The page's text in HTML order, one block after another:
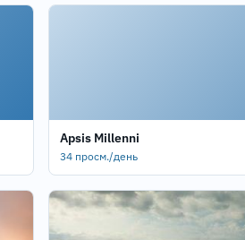
Apsis Millenni
34 просм./день